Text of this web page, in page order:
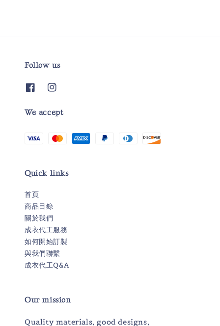
Follow us
We accept
Quick links
首頁
商品目錄
關於我們
成衣代工服務
如何開始訂製
與我們聯繫
成衣代工Q&A
Our mission
Quality materials, good designs,